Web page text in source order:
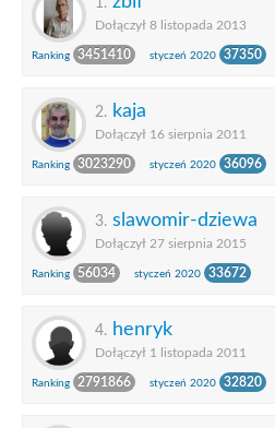
1.
Dołączył 8 listopada 2013
Ranking 3451410 styczeń 2020 37350
2. kaja
Dołączył 16 sierpnia 2011
Ranking 3023290 styczeń 2020 36096
3. slawomir-dziewa
Dołączył 27 sierpnia 2015
Ranking 56034 styczeń 2020 33672
4. henryk
Dołączył 1 listopada 2011
Ranking 2791866 styczeń 2020 32820